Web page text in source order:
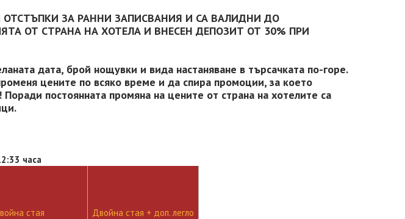
ЗА РАННИ ЗАПИСВАНИЯ И СА ВАЛИДНИ ДО
ОТ СТРАНА НА ХОТЕЛА И ВНЕСЕН ДЕПОЗИТ ОТ 30% ПРИ
дата, брой нощувки и вида настаняване в търсачката по-горе.
цените по всяко време и да спира промоции, за което
постоянната промяна на цените от страна на хотелите са
часа
стая Двойна стая + доп. легло